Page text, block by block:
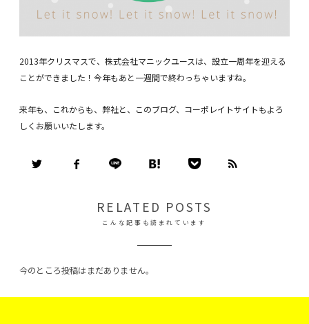
2013年クリスマスで、株式会社マニックユースは、設立一周年を迎える
ことができました！今年もあと一週間で終わっちゃいますね。
来年も、これからも、弊社と、このブログ、コーポレイトサイトもよろ
しくお願いいたします。
RELATED POSTS
こんな記事も読まれています
今のところ投稿はまだありません。